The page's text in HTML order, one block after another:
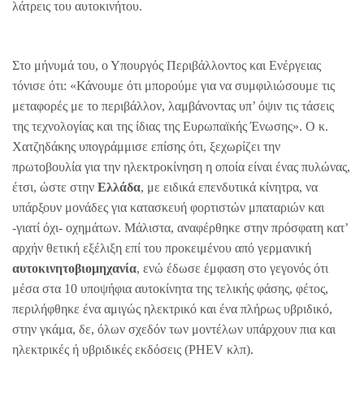
λάτρεις του αυτοκινήτου.
Στο μήνυμά του, ο Υπουργός Περιβάλλοντος και Ενέργειας
τόνισε ότι: «Κάνουμε ότι μπορούμε για να συμφιλιώσουμε τις
μεταφορές με το περιβάλλον, λαμβάνοντας υπ’ όψιν τις τάσεις
της τεχνολογίας και της ίδιας της Ευρωπαϊκής Ένωσης». Ο κ.
Χατζηδάκης υπογράμμισε επίσης ότι, ξεχωρίζει την
πρωτοβουλία για την ηλεκτροκίνηση η οποία είναι ένας πυλώνας,
έτσι, ώστε στην Ελλάδα, με ειδικά επενδυτικά κίνητρα, να
υπάρξουν μονάδες για κατασκευή φορτιστών μπαταριών και
-γιατί όχι- οχημάτων. Μάλιστα, αναφέρθηκε στην πρόσφατη κατ’
αρχήν θετική εξέλιξη επί του προκειμένου από γερμανική
αυτοκινητοβιομηχανία, ενώ έδωσε έμφαση στο γεγονός ότι
μέσα στα 10 υποψήφια αυτοκίνητα της τελικής φάσης, φέτος,
περιλήφθηκε ένα αμιγώς ηλεκτρικό και ένα πλήρως υβριδικό,
στην γκάμα, δε, όλων σχεδόν των μοντέλων υπάρχουν πια και
ηλεκτρικές ή υβριδικές εκδόσεις (PHEV κλπ).